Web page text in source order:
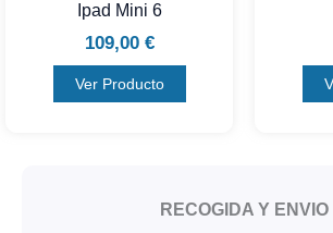
Ipad Mini 6
109,00 €
Ver Producto
RECOGIDA Y ENVIO